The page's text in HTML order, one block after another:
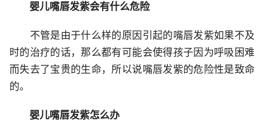
婴儿嘴唇发紫会有什么危险
不管是由于什么样的原因引起的嘴唇发紫如果不及
时的治疗的话，那么都有可能会使得孩子因为呼吸困难
而失去了宝贵的生命，所以说嘴唇发紫的危险性是致命
的。
婴儿嘴唇发紫怎么办